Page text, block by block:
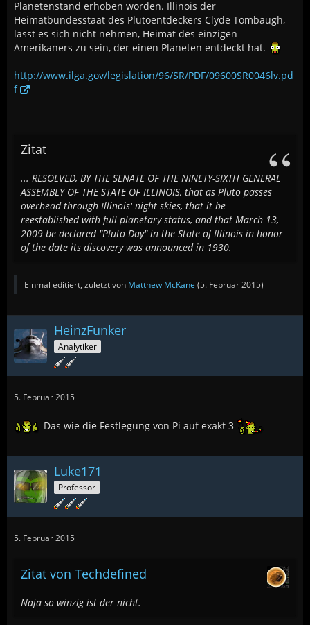
Planetenstand erhoben worden. Illinois der
Heimatbundesstaat des Plutoentdeckers Clyde Tombaugh,
lässt es sich nicht nehmen, Heimat des einzigen
Amerikaners zu sein, der einen Planeten entdeckt hat.
http://www.ilga.gov/legislation/96/SR/PDF/09600SR0046lv.pd
f
Zitat
... RESOLVED, BY THE SENATE OF THE NINETY-SIXTH GENERAL
ASSEMBLY OF THE STATE OF ILLINOIS, that as Pluto passes
overhead through Illinois' night skies, that it be
reestablished with full planetary status, and that March 13,
2009 be declared "Pluto Day" in the State of Illinois in honor
of the date its discovery was announced in 1930.
Einmal editiert, zuletzt von Matthew McKane (5. Februar 2015)
HeinzFunker
Analytiker
5. Februar 2015
Das wie die Festlegung von Pi auf exakt 3
Luke171
Professor
5. Februar 2015
Zitat von Techdefined
Naja so winzig ist der nicht.